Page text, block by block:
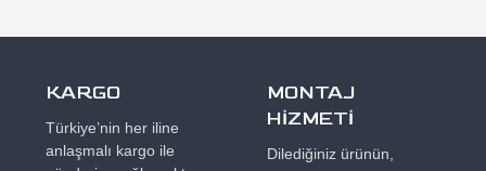
KARGO
Türkiye’nin her iline
anlaşmalı kargo ile
MONTAJ
HİZMETİ
Dilediğiniz ürünün,